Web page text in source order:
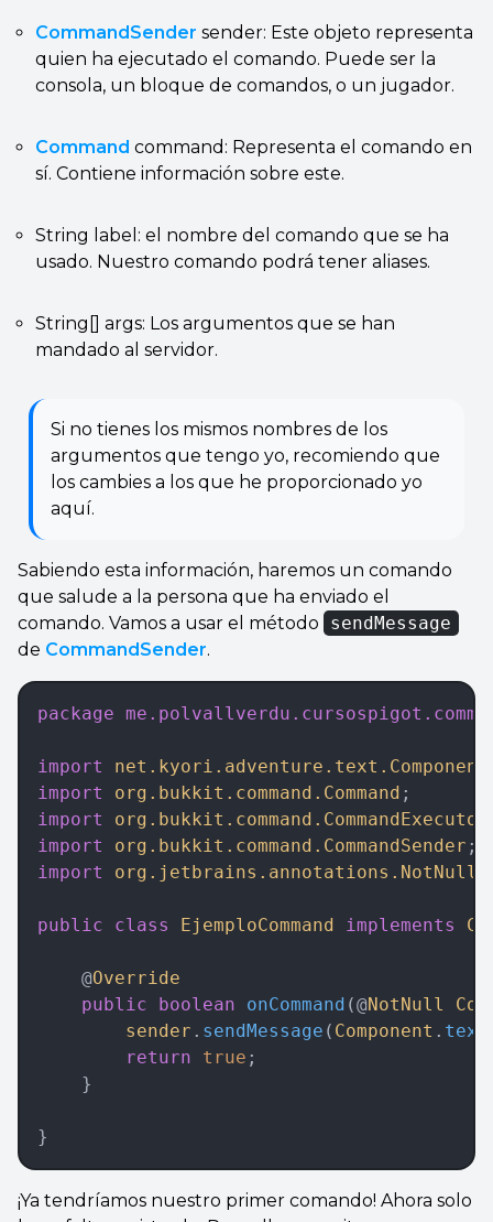
CommandSender sender: Este objeto representa
quien ha ejecutado el comando. Puede ser la
consola, un bloque de comandos, o un jugador.
Command command: Representa el comando en
sí. Contiene información sobre este.
String label: el nombre del comando que se ha
usado. Nuestro comando podrá tener aliases.
String[] args: Los argumentos que se han
mandado al servidor.
Si no tienes los mismos nombres de los
argumentos que tengo yo, recomiendo que
los cambies a los que he proporcionado yo
aquí.
Sabiendo esta información, haremos un comando
que salude a la persona que ha enviado el
comando. Vamos a usar el método
sendMessage
de CommandSender.
package
import net.kyori.adventure.text.Component
import
org.bukkit.command.Command ;
import
org.bukkit.command.CommandExecutor
import
org.bukkit.command.CommandSender ;
import
org.jetbrains.annotations.NotNull
public class EjemploCommand implements
    @
Override
    public
boolean onCommand (@NotNull
        sender
. sendMessage ( Component . text
        return
true ;
    }
}
¡Ya tendríamos nuestro primer comando! Ahora solo